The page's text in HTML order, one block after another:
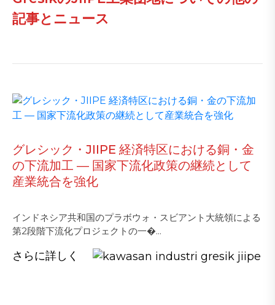
記事とニュース
グレシック・JIIPE 経済特区における銅・金
の下流加工 ― 国家下流化政策の継続として
産業統合を強化
インドネシア共和国のプラボウォ・スビアント大統領による
第2段階下流化プロジェクトの一�...
さらに詳しく